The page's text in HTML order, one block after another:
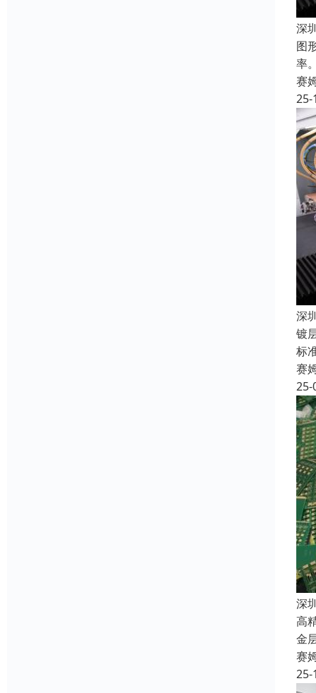
深
图
率
赛
25-
深
镀
标
赛
25-
深
高
金
赛
25-